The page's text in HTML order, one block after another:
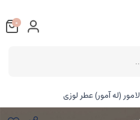
(له آمور) عطر لوزی
0